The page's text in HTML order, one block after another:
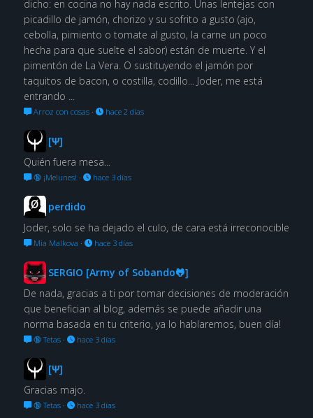
dicho: en cocina no hay nada escrito. Unas lentejas con
picadillo de jamón, chorizo y su sofrito a gusto (ajo,
cebolla, pimiento o tomate al gusto, la carne un poco
hecha para que suelte el sabor) están de muerte. Y el
pimentón de La Vera. O sustituyendo el jamón por
taquitos de bacon, o costilla, codillo... Joder, me está
entrando ...
Arroz con cosas· hace 2 días
[Ψ]
Quién fuera mesa...
🔞 ¡Melunes! · hace 3 días
perdido
Joder, solo se ha dejado el culo, de cara está irreconocible
Mia Malkova · hace 3 días
SERGIO [Army of Sobando🐸]
De nada, gracias a ti por tomar decisiones de moderación
que benefician al blog, además se puede añadir una
norma basada en tu criterio, ya lo hablaremos, buen día!
🔞 Tetas· hace 3 días
[Ψ]
Gracias majo.
🔞 Tetas· hace 3 días